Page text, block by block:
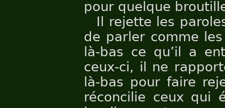
pour quelque
Il rejette les
de parler comme
là-bas ce qu’il a
ceux-ci, il ne
là-bas pour faire
réconcilie ceux qui